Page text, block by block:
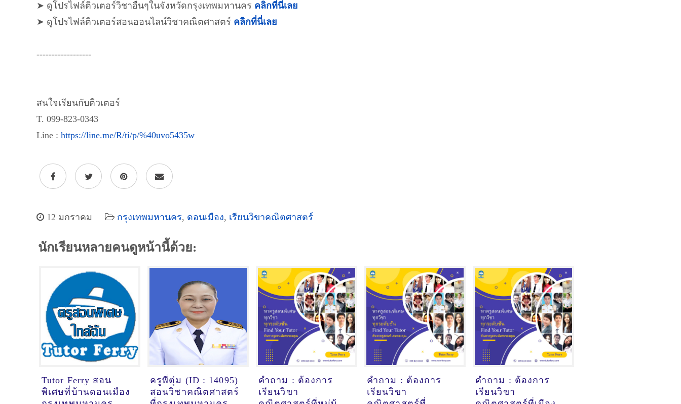
➤ ดูโปรไฟล์ติวเตอร์วิชาอื่นๆในจังหวัดกรุงเทพมหานคร คลิกที่นี่เลย
➤ ดูโปรไฟล์ติวเตอร์สอนออนไลน์วิชาคณิตศาสตร์ คลิกที่นี่เลย
------------------
สนใจเรียนกับติวเตอร์
T. 099-823-0343
Line : https://line.me/R/ti/p/%40uvo5435w
12 มกราคม กรุงเทพมหานคร, ดอนเมือง, เรียนวิขาคณิตศาสตร์
นักเรียนหลายคนดูหน้านี้ด้วย:
Tutor Ferry สอน
พิเศษที่บ้านดอนเมือง
ครูพี่ตุ่ม (ID : 14095)
สอนวิชาคณิตศาสตร์
คำถาม : ต้องการ
เรียนวิขา
คำถาม : ต้องการ
เรียนวิขา
คำถาม : ต้องการ
เรียนวิขา